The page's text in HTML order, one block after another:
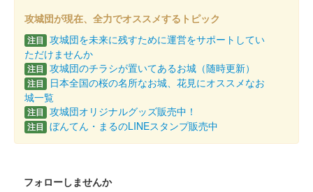
販売終了
丸岡城 御城印 令和7年 春版 一筆啓上
販売終了
丸岡城 御城印
販売終了
攻城団が現在、全力でオススメするトピック
注目 攻城団を未来に残すために運営をサポートしてい
ただけませんか
注目 攻城団のチラシが置いてあるお城（随時更新）
注目
日本全国の桜の名所なお城、花見にオススメなお
城一覧
注目 攻城団オリジナルグッズ販売中！
注目 ぼんてん・まるのLINEスタンプ販売中
フォローしませんか